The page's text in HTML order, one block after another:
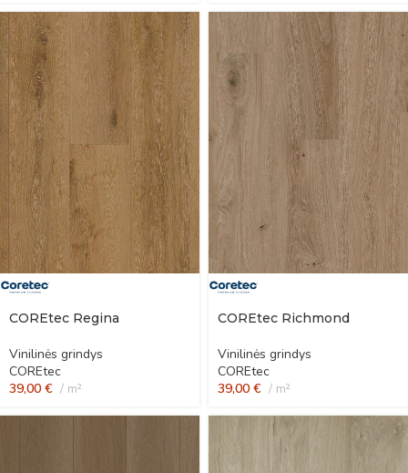
COREtec Regina
Vinilinės grindys
COREtec
39,00 € m²
COREtec Richmond
Vinilinės grindys
COREtec
39,00 € m²